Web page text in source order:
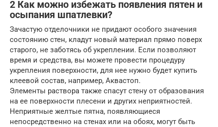
2 Как можно избежать появления пятен и
осыпания шпатлевки?
Зачастую отделочники не придают особого значения
состоянию стен, кладут новый материал прямо поверх
старого, не заботясь об укреплении. Если позволяют
время и средства, вы можете провести процедуру
укрепления поверхности, для нее нужно будет купить
клеевой состав, например, Аквастоп.
Элементы раствора также спасут стену от образования
на ее поверхности плесени и других неприятностей.
Неприятные желтые пятна, появляющиеся
непосредственно на стенах или на обоях, могут быть